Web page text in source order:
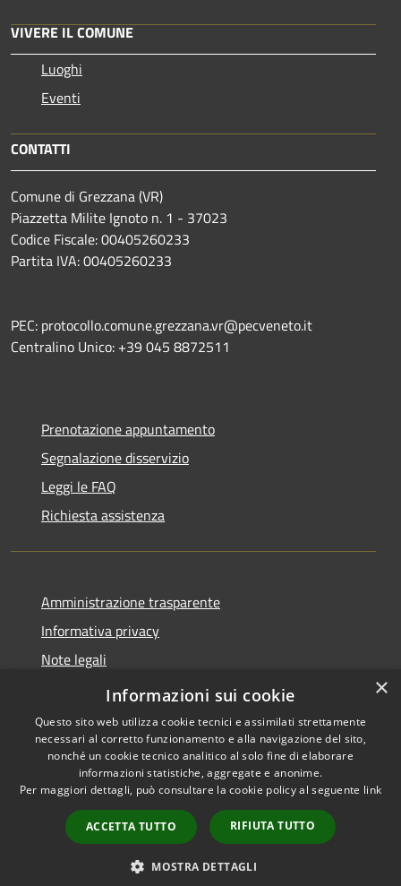
VIVERE IL COMUNE
Luoghi
Eventi
CONTATTI
Comune di Grezzana (VR)
Piazzetta Milite Ignoto n. 1 - 37023
Codice Fiscale: 00405260233
Partita IVA: 00405260233
PEC: protocollo.comune.grezzana.vr@pecveneto.it
Centralino Unico: +39 045 8872511
Prenotazione appuntamento
Segnalazione disservizio
Leggi le FAQ
Richiesta assistenza
Amministrazione trasparente
Informativa privacy
Note legali
Dichiarazione di accessibilità
Accessibilità
Copyright © 2026 • Comune di
Grezzana • Powered by
Municipium•
Accesso
redazione
×
Informazioni sui cookie
Questo sito web utilizza cookie tecnici e assimilati strettamente
necessari al corretto funzionamento e alla navigazione del sito,
nonché un cookie tecnico analitico al solo fine di elaborare
informazioni statistiche, aggregate e anonime.
Per maggiori dettagli, può consultare la cookie policy al seguente link
ACCETTA TUTTO RIFIUTA TUTTO
MOSTRA DETTAGLI